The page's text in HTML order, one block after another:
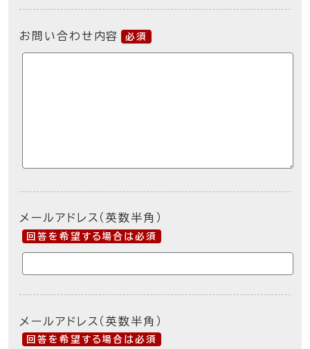
お問い合わせ内容 必須
メールアドレス（英数半角）
回答を希望する場合は必須
メールアドレス（英数半角）
回答を希望する場合は必須